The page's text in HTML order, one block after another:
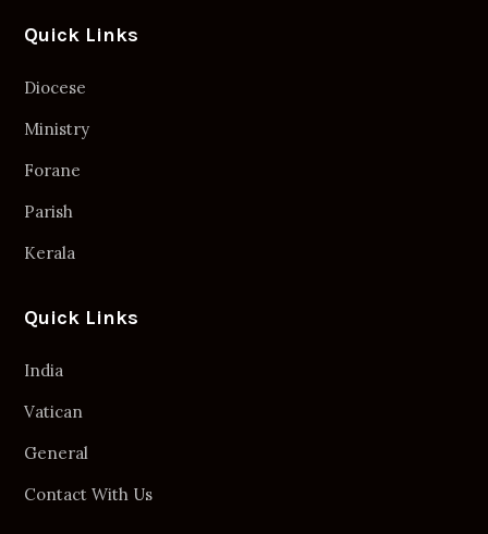
Quick Links
Diocese
Ministry
Forane
Parish
Kerala
Quick Links
India
Vatican
General
Contact With Us